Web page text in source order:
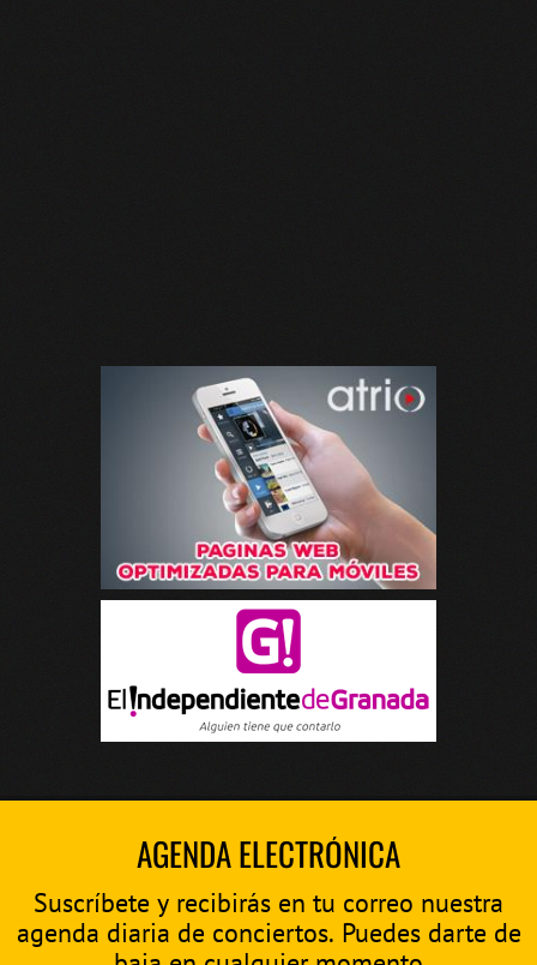
AGENDA ELECTRÓNICA
Suscríbete y recibirás en tu correo nuestra
agenda diaria de conciertos. Puedes darte de